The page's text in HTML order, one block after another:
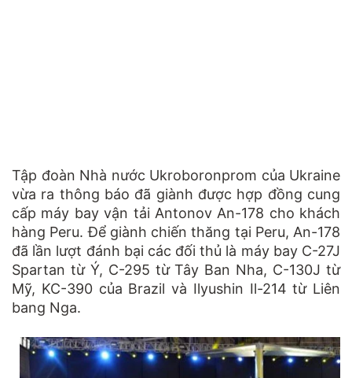
Tập đoàn Nhà nước Ukroboronprom của Ukraine
vừa ra thông báo đã giành được hợp đồng cung
cấp máy bay vận tải Antonov An-178 cho khách
hàng Peru. Để giành chiến thăng tại Peru, An-178
đã lần lượt đánh bại các đối thủ là máy bay C-27J
Spartan từ Ý, C-295 từ Tây Ban Nha, C-130J từ
Mỹ, KC-390 của Brazil và Ilyushin Il-214 từ Liên
bang Nga.